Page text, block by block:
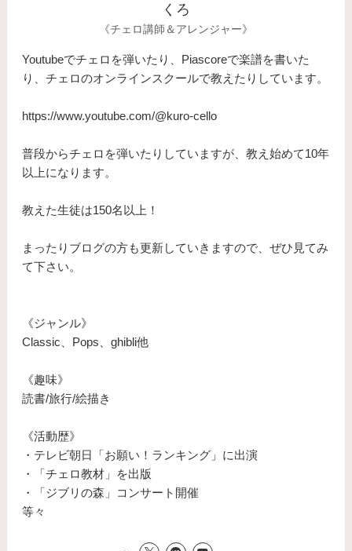
くろ
《チェロ講師＆アレンジャー》
Youtubeでチェロを弾いたり、Piascoreで楽譜を書いた
り、チェロのオンラインスクールで教えたりしています。
https://www.youtube.com/@kuro-cello
普段からチェロを弾いたりしていますが、教え始めて10年
以上になります。
​教えた生徒は150名以上！
まったりブログの方も更新していきますので、ぜひ見てみ
て下さい。
《ジャンル》
Classic、Pops、ghibli他
《趣味》
読書/旅行/絵描き
《活動歴》
・テレビ朝日「お願い！ランキング」に出演
・「チェロ教材」を出版
・「ジブリの森」コンサート開催
等々